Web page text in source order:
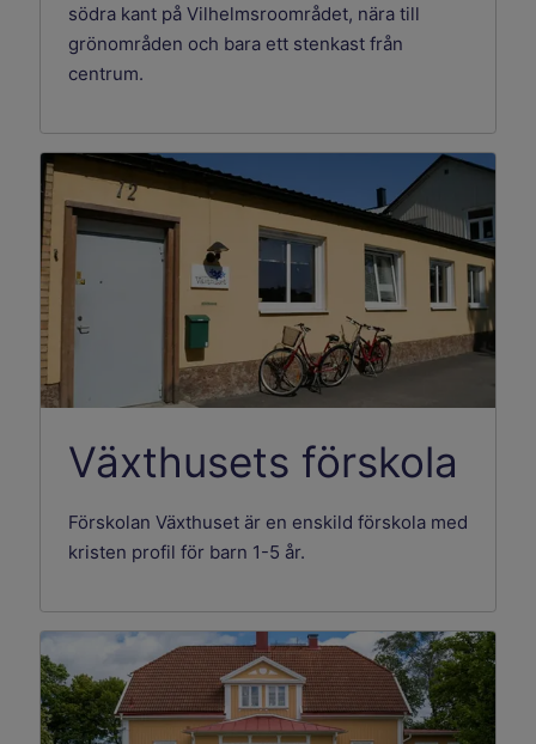
södra kant på Vilhelmsroområdet, nära till
grönområden och bara ett stenkast från
centrum.
Växthusets förskola
Förskolan Växthuset är en enskild förskola med
kristen profil för barn 1-5 år.